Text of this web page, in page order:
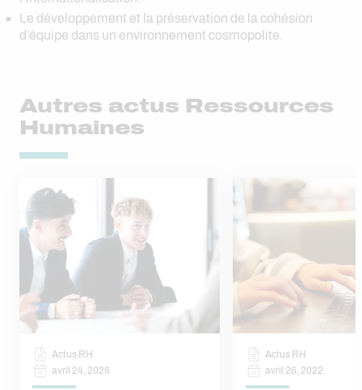
Le développement et la préservation de la cohésion
d’équipe dans un environnement cosmopolite.
Autres actus Ressources
Humaines
Actus RH
avril 24, 2026
Actus RH
avril 26, 2022